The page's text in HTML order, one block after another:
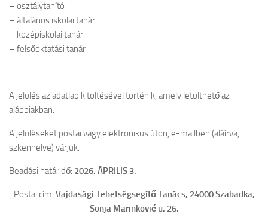
– osztálytanító
– általános iskolai tanár
– középiskolai tanár
– felsőoktatási tanár
A jelölés az adatlap kitöltésével történik, amely letölthető az
alábbiakban.
A jelöléseket postai vagy elektronikus úton, e-mailben (aláírva,
szkennelve) várjuk.
Beadási határidő: 2026. ÁPRILIS 3.
Postai cím: Vajdasági Tehetségsegítő Tanács, 24000 Szabadka,
Sonja Marinković u. 26.